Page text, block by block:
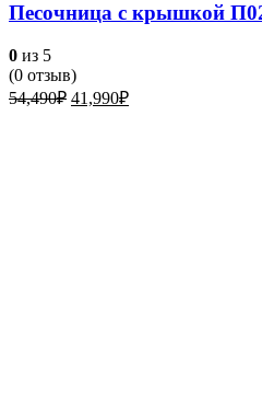
Песочница с крышкой
0 из 5
(0 отзыв)
54,490₽ Первоначальная
41,990₽Текущая